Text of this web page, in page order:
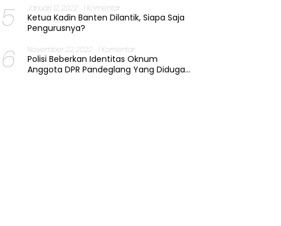
5 Januari 12, 2022 1 Komentar
Ketua Kadin Banten Dilantik, Siapa Saja
Pengurusnya?
6 November 22, 2022 1 Komentar
Polisi Beberkan Identitas Oknum
Anggota DPR Pandeglang Yang Diduga